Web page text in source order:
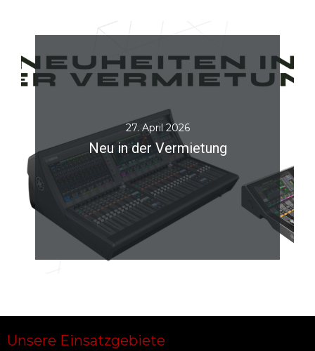
27. April 2026
Neu in der Vermietung
JETZT LESEN
Unsere Einsatzgebiete